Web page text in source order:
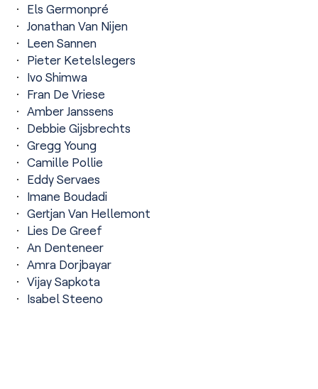
Els Germonpré
Jonathan Van Nijen
Leen Sannen
Pieter Ketelslegers
Ivo Shimwa
Fran De Vriese
Amber Janssens
Debbie Gijsbrechts
Gregg Young
Camille Pollie
Eddy Servaes
Imane Boudadi
Gertjan Van Hellemont
Lies De Greef
An Denteneer
Amra Dorjbayar
Vijay Sapkota
Isabel Steeno